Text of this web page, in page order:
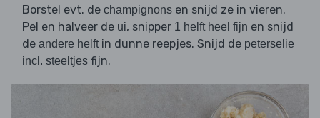
Borstel evt. de champignons en snijd ze in vieren.
Pel en halveer de ui, snipper 1 helft heel fijn en snijd
de andere helft in dunne reepjes. Snijd de peterselie
incl. steeltjes fijn.